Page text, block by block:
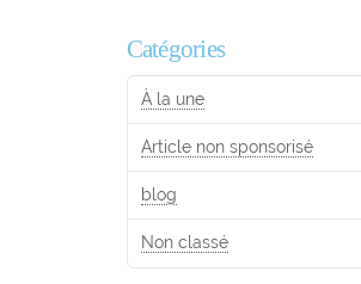
Catégories
À la une
Article non sponsorisé
blog
Non classé